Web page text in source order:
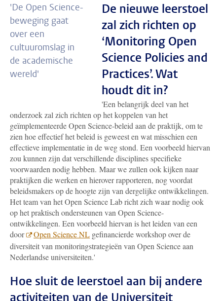
'De Open Science-
beweging gaat
over een
cultuuromslag in
de academische
wereld'
De nieuwe leerstoel
zal zich richten op
‘Monitoring Open
Science Policies and
Practices’. Wat
houdt dit in?
'Een belangrijk deel van het
onderzoek zal zich richten op het koppelen van het
geïmplementeerde Open Science-beleid aan de praktijk, om te
zien hoe effectief het beleid is geweest en wat misschien een
effectieve implementatie in de weg stond. Een voorbeeld hiervan
zou kunnen zijn dat verschillende disciplines specifieke
voorwaarden nodig hebben. Maar we zullen ook kijken naar
praktijken die werken en hierover rapporteren, nog voordat
beleidsmakers op de hoogte zijn van dergelijke ontwikkelingen.
Het team van het Open Science Lab richt zich waar nodig ook
op het praktisch ondersteunen van Open Science-
ontwikkelingen. Een voorbeeld hiervan is het leiden van een
door
Open Science NL gefinancierde workshop over de
diversiteit van monitoringstrategieën van Open Science aan
Nederlandse universiteiten.'
Hoe sluit de leerstoel aan bij andere
activiteiten van de Universiteit